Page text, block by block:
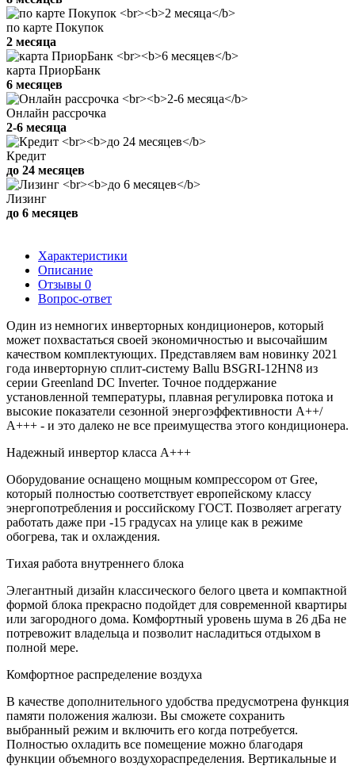
по карте Покупок
2 месяца
карта ПриорБанк
6 месяцев
Онлайн рассрочка
2-6 месяца
Кредит
до 24 месяцев
Лизинг
до 6 месяцев
Характеристики
Описание
Отзывы 0
Вопрос-ответ
Один из немногих инверторных кондиционеров, который
может похвастаться своей экономичностью и высочайшим
качеством комплектующих. Представляем вам новинку 2021
года инверторную сплит-систему Ballu BSGRI-12HN8 из
серии Greenland DC Inverter. Точное поддержание
установленной температуры, плавная регулировка потока и
высокие показатели сезонной энергоэффективности А++/
А+++ - и это далеко не все преимущества этого кондиционера.
Надежный инвертор класса А+++
Оборудование оснащено мощным компрессором от Gree,
который полностью соответствует европейскому классу
энергопотребления и российскому ГОСТ. Позволяет агрегату
работать даже при -15 градусах на улице как в режиме
обогрева, так и охлаждения.
Тихая работа внутреннего блока
Элегантный дизайн классического белого цвета и компактной
формой блока прекрасно подойдет для современной квартиры
или загородного дома. Комфортный уровень шума в 26 дБа не
потревожит владельца и позволит насладиться отдыхом в
полной мере.
Комфортное распределение воздуха
В качестве дополнительного удобства предусмотрена функция
памяти положения жалюзи. Вы сможете сохранить
выбранный режим и включить его когда потребуется.
Полностью охладить все помещение можно благодаря
функции объемного воздухораспределения. Вертикальные и